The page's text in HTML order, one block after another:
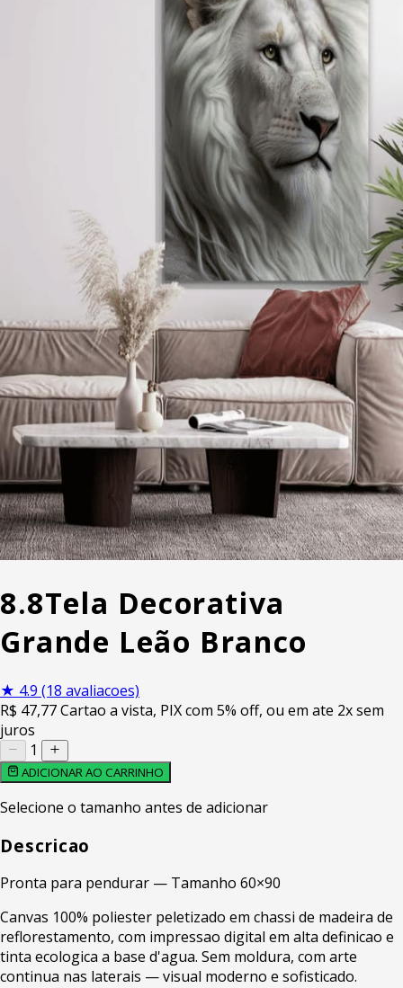
8.8Tela Decorativa
Grande Leão Branco
★ 4.9 (18 avaliacoes)
R$ 47,77Cartao a vista, PIX com 5% off, ou em ate 2x sem
juros
1
ADICIONAR AO CARRINHO
Selecione o tamanho antes de adicionar
Descricao
Pronta para pendurar — Tamanho 60×90
Canvas 100% poliester peletizado em chassi de madeira de
reflorestamento, com impressao digital em alta definicao e
tinta ecologica a base d'agua. Sem moldura, com arte
continua nas laterais — visual moderno e sofisticado.